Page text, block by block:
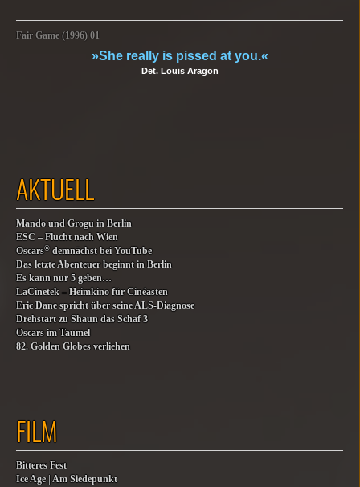
Fair Game (1996) 01
»She really is pissed at you.«
Det. Louis Aragon
AKTUELL
Mando und Grogu in Berlin
ESC – Flucht nach Wien
Oscars® demnächst bei YouTube
Das letzte Abenteuer beginnt in Berlin
Es kann nur 5 geben…
LaCinetek – Heimkino für Cinéasten
Eric Dane spricht über seine ALS-Diagnose
Drehstart zu Shaun das Schaf 3
Oscars im Taumel
82. Golden Globes verliehen
FILM
Bitteres Fest
Ice Age | Am Siedepunkt